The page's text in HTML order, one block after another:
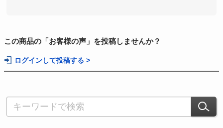
この商品の「お客様の声」を投稿しませんか？
ログインして投稿する >